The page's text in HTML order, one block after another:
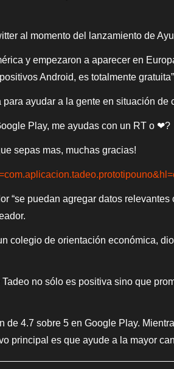
al momento del lanzamiento de
y empezaron a aparecer en
Android, es totalmente
ayudar a la gente en situación de
Play, me ayudas con un RT o ❤?
sepas mas, muchas gracias!
“se puedan agregar datos
colegio de orientación económica,
no sólo es positiva sino que
de 4.7 sobre 5 en Google Play.
principal es que ayude a la mayor